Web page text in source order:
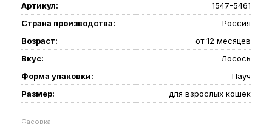
Артикул:
1547-5461
Страна производства:
Россия
Возраст:
от 12 месяцев
Вкус:
Лосось
Форма упаковки:
Пауч
Размер:
для взрослых кошек
Фасовка